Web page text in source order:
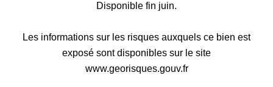
Disponible fin juin.
Les informations sur les risques auxquels ce bien est
exposé sont disponibles sur le site
www.georisques.gouv.fr